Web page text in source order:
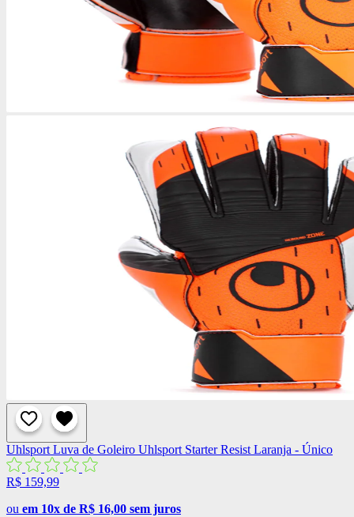
Uhlsport Luva de Goleiro Uhlsport Starter Resist Laranja - Único
R$ 159,99
ou em 10x de R$ 16,00 sem juros